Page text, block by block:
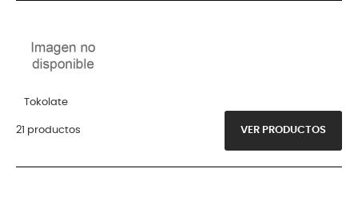
Tokolate
21 productos VER PRODUCTOS